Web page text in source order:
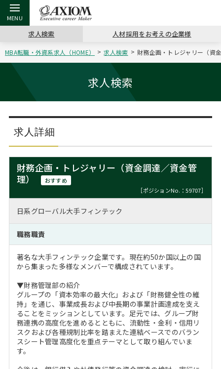
戻る
アクシアムの特長
戻る
コンサ
サービス案内
戻る
キャリ
コンサルタントの紹介
戻る
キャリア支援 TOP
キャリアデザイン講座
（最新求人市場動向）
戻る
MBAの
ステージ別アドバイス
MBAの転職事例
MBAからのFAQ
MBA留学生数の推移
戻る
日本か
インターン受入企業一覧
MBAを生かす求人特集
年齢と年収の相関図
戻る
転職ツール TOP
英文レジュメの書き方
戻る
パワー
職務経歴書の書き方
よくある面接Q&A集
戻る
転職コラム TOP
“展”職相談室
転職市場の明日をよめ
転職成功への4つの鍵
注目企業インタビュー
戻る
イベント・セミナー TOP
ジョブフェア
キャリアデザインセミナー
キャリアフォーラム
Career Talk Live
MBA NETWORKING
戻る
会社概要 TOP
沿革
主なクライアント
採用情報
ニュースリリース
求人検索 人材採用をお考えの企業様
MBA転職・外資系求人（HOME） 求人検索 財務企画・トレジャリー（資
求人検索
求人詳細
財務企画・トレジャリー（資金調達／資金管
理）
おすすめ
［ポジションNo.：59707］
日系グローバル大手フィンテック
職務職責
著名な大手フィンテック企業です。現在約50か国以上の国
から集まった多様なメンバーで構成されています。
▼財務管理部の紹介
グループの「資本効率の最大化」および「財務健全性の維
持」を通じ、事業成長および中長期の事業計画達成を支え
ることをミッションとしています。足元では、グループ財
務連携の高度化を進めるとともに、流動性・金利・信用リ
スクおよび各種規制比率を踏まえた連結ベースでのバラン
スシート管理高度化を重点テーマとして取り組んでいま
す。